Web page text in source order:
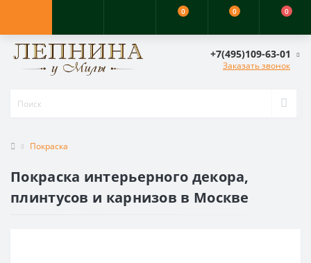
0 0 0
+7(495)109-63-01
Заказать звонок
Покраска
Покраска интерьерного декора,
плинтусов и карнизов в Москве